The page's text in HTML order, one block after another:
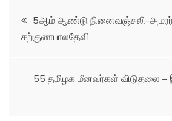
Post
navigation
5ஆம் ஆண்டு நினைவஞ்சலி-அமரர்
சற்குணபாலதேவி
55 தமிழக மீனவர்கள் விடுதலை